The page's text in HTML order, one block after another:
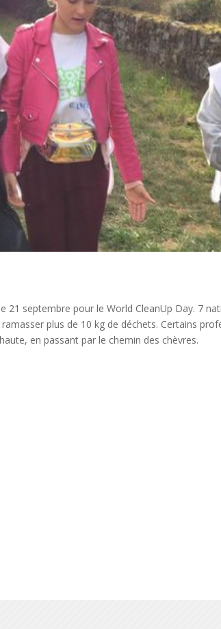
septembre pour le World CleanUp Day. 7
plus de 10 kg de déchets. Certains
en passant par le chemin des chèvres.